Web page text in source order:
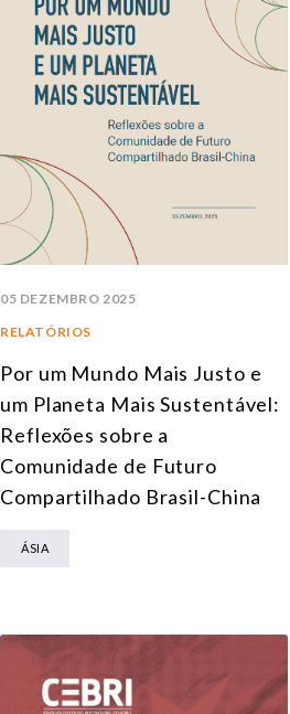
05 DEZEMBRO 2025
RELATÓRIOS
Por um Mundo Mais Justo e
um Planeta Mais Sustentável:
Reflexões sobre a
Comunidade de Futuro
Compartilhado Brasil-China
ÁSIA